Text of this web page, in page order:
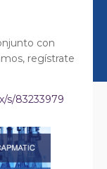
con
regístrate
s/83233979